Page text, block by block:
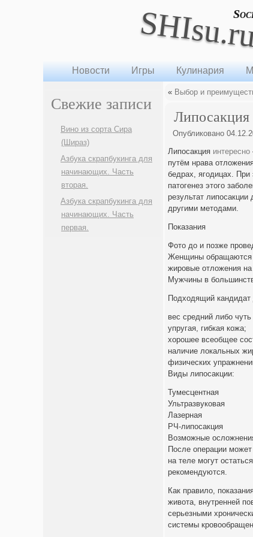
Новости Игры Кулинария
Свежие записи
Вино из сорта Сира
(Шираз)
Азбука скрапбукинга для
начинающих. Часть
вторая.
Азбука скрапбукинга для
начинающих. Часть
первая.
« Выбор и
Липосакция
Опубликовано
Липосакция интересно
путём нрава
бедрах, ягодицах. При
патогенез этого
результат
другими методами.
Показания
Фото до и позже
Женщины обращаются
жировые отложения
Мужчины в
Подходящий кандидат
вес средний либо
упругая, гибкая кожа;
хорошее всеобщее
наличие локальных
физических
Виды липосакции:
Тумесцентная
Ультразвуковая
Лазерная
РЧ-липосакция
Возможные
После операции
на теле могут
рекомендуются.
Как правило,
живота, внутренней
серьезными
системы